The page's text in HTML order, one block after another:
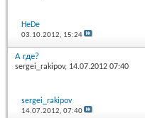
HeDe
03.10.2012, 15:24
А где?
sergei_rakipov, 14.07.2012 07:40
sergei_rakipov
14.07.2012,07:40